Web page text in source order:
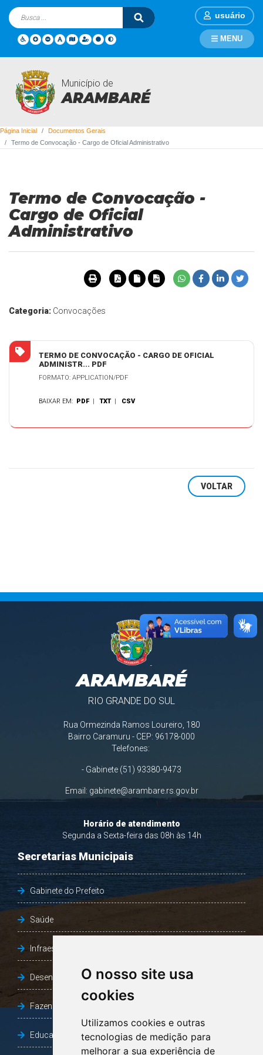
O nosso site usa
cookies
Utilizamos cookies e outras
tecnologias de medição para
melhorar a sua experiência de
usuário
Município de
ARAMBARÉ
MENU
Documentos Gerais
Página Inicial
Documentos Gerais
Termo de Convocação - Cargo de Oficial Administrativo
Termo de Convocação -
Cargo de Oficial
Administrativo
Categoria: Convocações
TERMO DE CONVOCAÇÃO - CARGO DE OFICIAL
ADMINISTR... PDF
FORMATO: APPLICATION/PDF
BAIXAR EM: PDF |TXT | CSV
VOLTAR
ARAMBARÉ
RIO GRANDE DO SUL
Rua Ormezinda Ramos Loureiro, 180
Bairro Caramuru - CEP: 96178-000
Telefones:
- Gabinete (51) 93380-9473
Email: gabinete@arambare.rs.gov.br
Horário de atendimento
Segunda a Sexta-feira das 08h às 14h
Secretarias Municipais
Gabinete do Prefeito
Saúde
Infraestrutura, Agricultura e Meio Ambiente
Desenvolvimento Social
Fazenda e Desenvolvimento Econômico
Educação